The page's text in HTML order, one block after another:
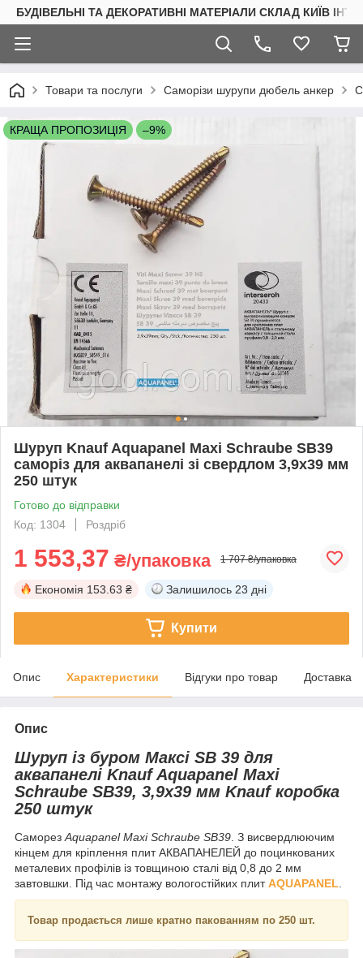
БУДІВЕЛЬНІ ТА ДЕКОРАТИВНІ МАТЕРІАЛИ СКЛАД КИЇВ
Товари та послуги Саморізи шурупи дюбель анкер
КРАЩА ПРОПОЗИЦІЯ –9%
Шуруп Knauf Aquapanel Maxi Schraube SB39
саморіз для аквапанелі зі свердлом 3,9х39 мм
250 штук
Готово до відправки
Код: 1304
Роздріб
1 553,37 ₴/упаковка 1 707 ₴/упаковка
Економія 153.63 ₴ Залишилось 23 дні
Купити
Опис Характеристики Відгуки про товар Доставка
Опис
Шуруп із буром Максі SB 39 для
аквапанелі Knauf Aquapanel Maxi
Schraube SB39, 3,9х39 мм Knauf коробка
250 штук
СаморезAquapanel Maxi Schraube SB39. З висвердлюючим
кінцем для кріплення плит АКВАПАНЕЛЕЙ до поцинкованих
металевих профілів із товщиною сталі від 0,8 до 2 мм
завтовшки. Під час монтажу вологостійких плитAQUAPANEL.
Товар продається лише кратно пакованням по 250 шт.